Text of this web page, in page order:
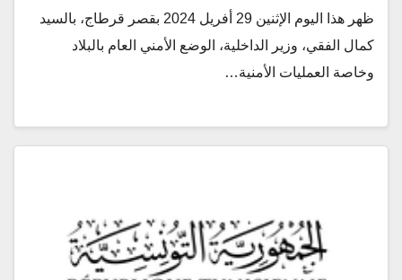
ظهر هذا اليوم الإثنين 29 أفريل 2024 بقصر قرطاج، بالسيد
كمال الفقي، وزير الداخلية، الوضع الأمني العام بالبلاد
وخاصة العمليات الأمنية…